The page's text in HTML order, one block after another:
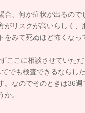
合、何か症状が出るので
がリスクが高いらしく
をみて死ぬほど怖くな
ここに相談させていた
でも検査できるならし
。なのでそのときは36
。